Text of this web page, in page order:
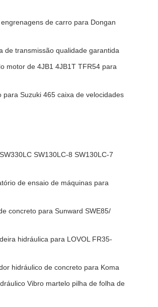
de carro para Dongan
de transmissão qualidade garantida
motor de 4JB1 4JB1T TFR54 para
Suzuki 465 caixa de velocidades
SW130LC-8 SW130LC-7
de ensaio de máquinas para
concreto para Sunward SWE85/
hidráulica para LOVOL FR35-
hidráulico de concreto para Koma
Vibro martelo pilha de folha de